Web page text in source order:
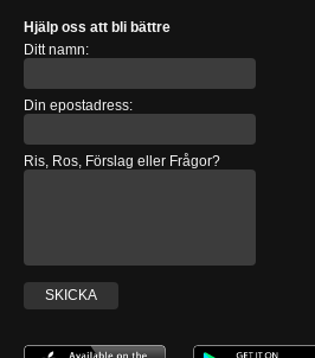
Hjälp oss att bli bättre
Ditt namn:
Din epostadress:
Ris, Ros, Förslag eller Frågor?
SKICKA